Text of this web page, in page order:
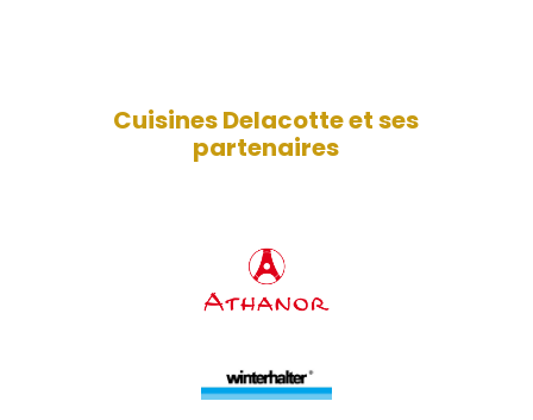
Cuisines Delacotte et ses
partenaires